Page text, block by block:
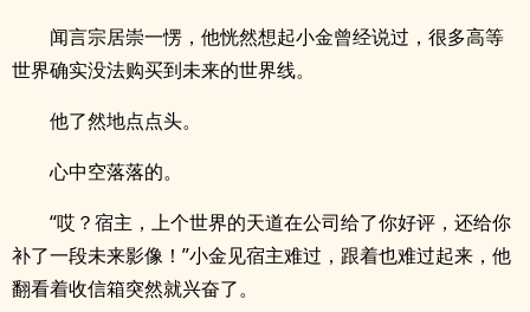
闻言宗居崇一愣，他恍然想起小金曾经说过，很多高等
世界确实没法购买到未来的世界线。
他了然地点点头。
心中空落落的。
“哎？宿主，上个世界的天道在公司给了你好评，还给你
补了一段未来影像！”小金见宿主难过，跟着也难过起来，他
翻看着收信箱突然就兴奋了。